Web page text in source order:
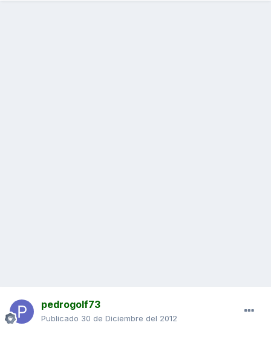
pedrogolf73
Publicado 30 de Diciembre del 2012